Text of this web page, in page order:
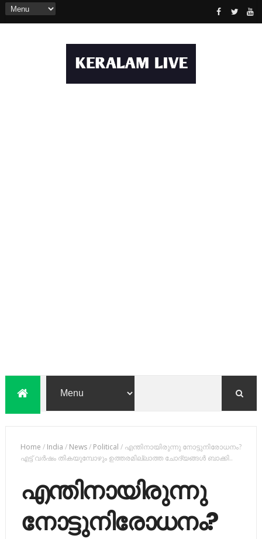
Home / India / News/ Political / എന്തിനായിരുന്നു നോട്ടുനിരോധനം?
എട്ട് വർഷം തികയുമ്പോഴും ഉത്തരമില്ലാത്ത ചോദ്യങ്ങൾ ബാക്കി..
എന്തിനായിരുന്നു
നോട്ടുനിരോധനം?